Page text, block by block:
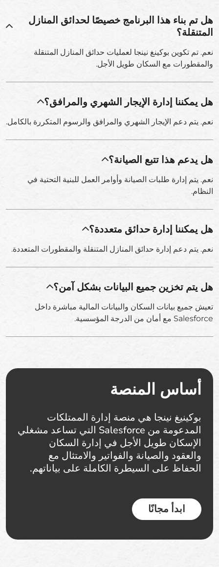
هل تم بناء هذا البرنامج خصيصًا لحدائق المنازل
المتنقلة؟
نعم. تم تكوين بوكينغ نينجا لعمليات حدائق المنازل المتنقلة
والمقطورات مع السكان طويل الأجل.
هل يمكننا إدارة الإيجار الشهري والمرافق؟
نعم. يتم دعم الإيجار الشهري والمرافق والرسوم المتكررة بالكامل.
هل يدعم هذا تتبع الصيانة؟
نعم. يتم إدارة طلبات الصيانة وأوامر العمل للبنية التحتية في
النظام.
هل يمكننا إدارة حدائق متعددة؟
نعم. يتم دعم إدارة حدائق المنازل المتنقلة والمقطورات المتعددة.
هل يتم تخزين جميع البيانات بشكل آمن؟
تعيش جميع بيانات السكان والبيانات المالية مباشرة داخل
Salesforce مع أمان من الدرجة المؤسسية.
أساس المنصة
بوكينيغ نينجا هي منصة إدارة الممتلكات
المدعومة من Salesforce التي تساعد مشغلي
الإسكان طويل الأجل في إدارة السكان
والعقود والصيانة والفواتير والامتثال مع
الحفاظ على السيطرة الكاملة على بياناتهم.
ابدأ مجانًا